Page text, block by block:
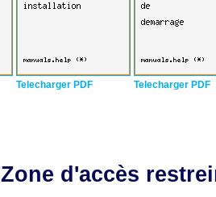
Telecharger PDF Telecharger PDF
Zone d'accès